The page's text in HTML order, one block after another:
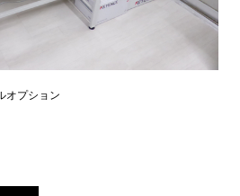
オプション